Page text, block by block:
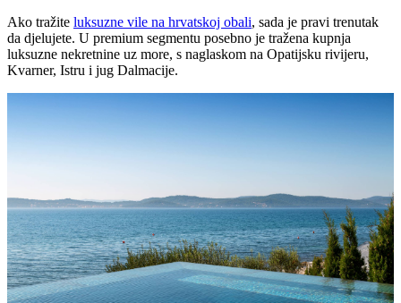
Ako tražite luksuzne vile na hrvatskoj obali, sada je pravi trenutak
da djelujete. U premium segmentu posebno je tražena kupnja
luksuzne nekretnine uz more, s naglaskom na Opatijsku rivijeru,
Kvarner, Istru i jug Dalmacije.